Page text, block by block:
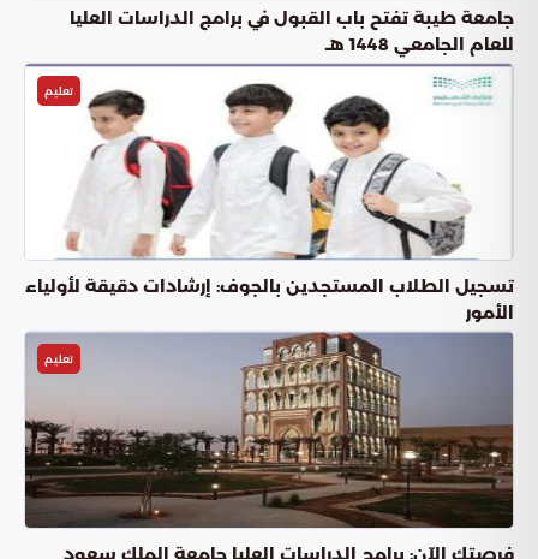
جامعة طيبة تفتح باب القبول في برامج الدراسات العليا
للعام الجامعي 1448 هـ
تعليم
تسجيل الطلاب المستجدين بالجوف: إرشادات دقيقة لأولياء
الأمور
تعليم
فرصتك الآن: برامج الدراسات العليا جامعة الملك سعود